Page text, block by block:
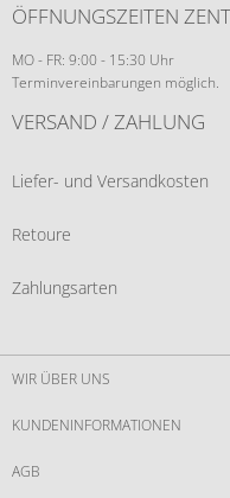
ÖFFNUNGSZEITEN
MO - FR: 9:00 - 15:30 Uhr
Terminvereinbarungen möglich.
VERSAND / ZAHLUNG
Liefer- und Versandkosten
Retoure
Zahlungsarten
WIR ÜBER UNS
KUNDENINFORMATIONEN
AGB